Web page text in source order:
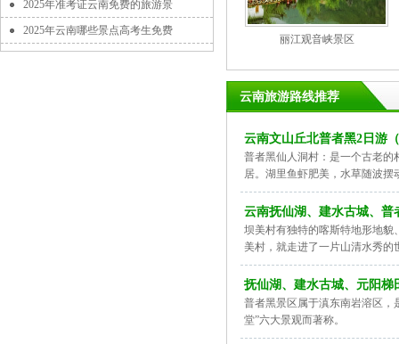
2025年准考证云南免费的旅游景
2025年云南哪些景点高考生免费
丽江观音峡景区
云南旅游路线推荐
云南文山丘北普者黑2日游
普者黑仙人洞村：是一个古老的
居。湖里鱼虾肥美，水草随波摆
云南抚仙湖、建水古城、普
坝美村有独特的喀斯特地形地貌
美村，就走进了一片山清水秀的
抚仙湖、建水古城、元阳梯
普者黑景区属于滇东南岩溶区，
堂”六大景观而著称。